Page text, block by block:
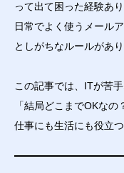
って出て困った経験あ
日常でよく使うメール
としがちなルールがあり
この記事では、ITが苦
「結局どこまでOKな
仕事にも生活にも役立